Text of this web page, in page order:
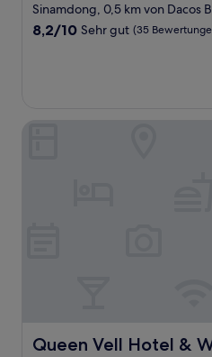
Sterne-
Unterkunft
Sinamdong, 0,5 km von Dacos
8.2
Bewertungen)
8,2/10 Sehr gut (35
Queen Vell Hotel &
Queen Vell Hotel &